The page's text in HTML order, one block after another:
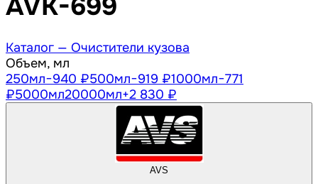
AVK-699
Каталог — Очистители кузова
Объем, мл
250мл−940 ₽500мл−919 ₽1000мл−771
₽5000мл20000мл+2 830 ₽
AVS